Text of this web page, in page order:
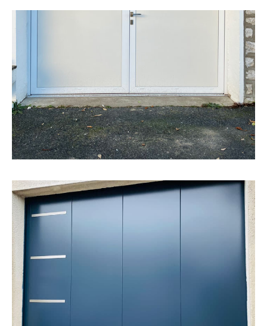
porte aluminium blanc composée d’une serrure 5 points et
d’un seuil PMR.
Porte
EN SAVOIR +
Mise en œuvre d’une porte de garage avec ouverture